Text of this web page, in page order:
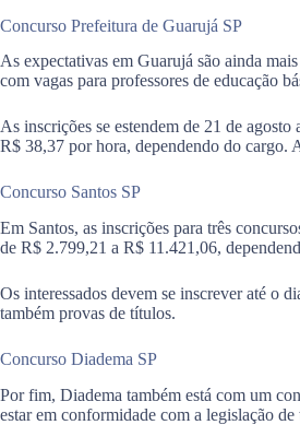
Concurso Prefeitura de Guarujá SP
As expectativas em Guarujá são ainda
com vagas para professores de educação
As inscrições se estendem de 21 de
R$ 38,37 por hora, dependendo do cargo.
Concurso Santos SP
Em Santos, as inscrições para três
de R$ 2.799,21 a R$ 11.421,06,
Os interessados devem se inscrever até o
também provas de títulos.
Concurso Diadema SP
Por fim, Diadema também está com um
estar em conformidade com a legislação